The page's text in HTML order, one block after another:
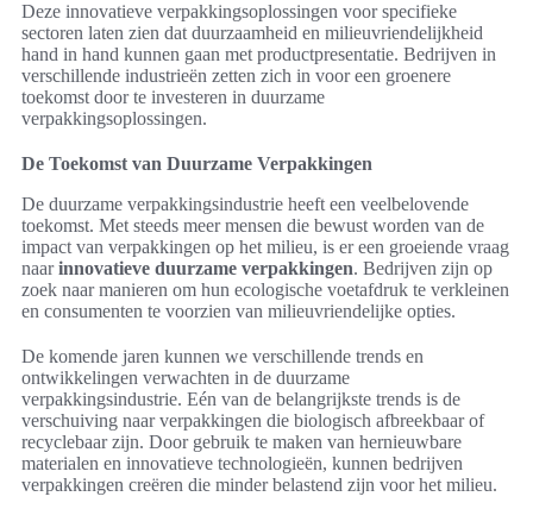
Deze innovatieve verpakkingsoplossingen voor specifieke
sectoren laten zien dat duurzaamheid en milieuvriendelijkheid
hand in hand kunnen gaan met productpresentatie. Bedrijven in
verschillende industrieën zetten zich in voor een groenere
toekomst door te investeren in duurzame
verpakkingsoplossingen.
De Toekomst van Duurzame Verpakkingen
De duurzame verpakkingsindustrie heeft een veelbelovende
toekomst. Met steeds meer mensen die bewust worden van de
impact van verpakkingen op het milieu, is er een groeiende vraag
naarinnovatieve duurzame verpakkingen. Bedrijven zijn op
zoek naar manieren om hun ecologische voetafdruk te verkleinen
en consumenten te voorzien van milieuvriendelijke opties.
De komende jaren kunnen we verschillende trends en
ontwikkelingen verwachten in de duurzame
verpakkingsindustrie. Eén van de belangrijkste trends is de
verschuiving naar verpakkingen die biologisch afbreekbaar of
recyclebaar zijn. Door gebruik te maken van hernieuwbare
materialen en innovatieve technologieën, kunnen bedrijven
verpakkingen creëren die minder belastend zijn voor het milieu.